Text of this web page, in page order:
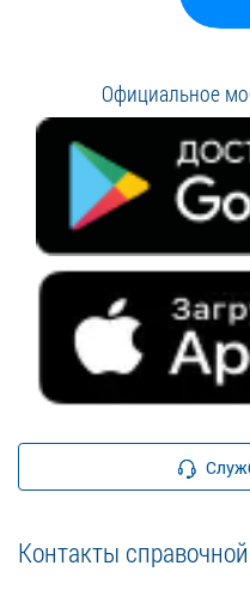
Официальное
Контакты справочной